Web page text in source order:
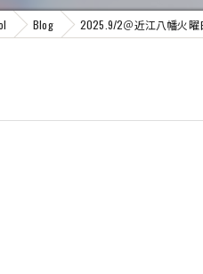
Blog 2025.9/2＠近江八幡火曜